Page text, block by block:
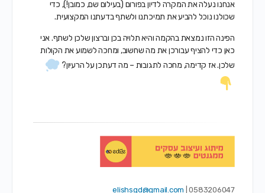
אנחנו נעלה את המקרה לדיון בפורום (בעילום שם, כמובן!), כדי
שכולנו נוכל להביע את תמיכתנו ולשתף בדעתנו המקצועית.
הפינה הזו נמצאת בהקמה והיא תלויה בכן וברצון שלכן לשתף. אני
כאן כדי להציף עבורכן את מה שחשוב, ומחכה לשמוע את הקולות
שלכן. אז קדימה, מחכה לתגובות – מה דעתכן על הרעיון?
0583206047 |
elishsgd@gmail.com